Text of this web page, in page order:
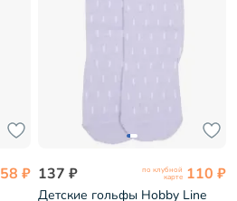
58 ₽ 137 ₽ по клубной
карте 110 ₽
Детские гольфы Hobby Line